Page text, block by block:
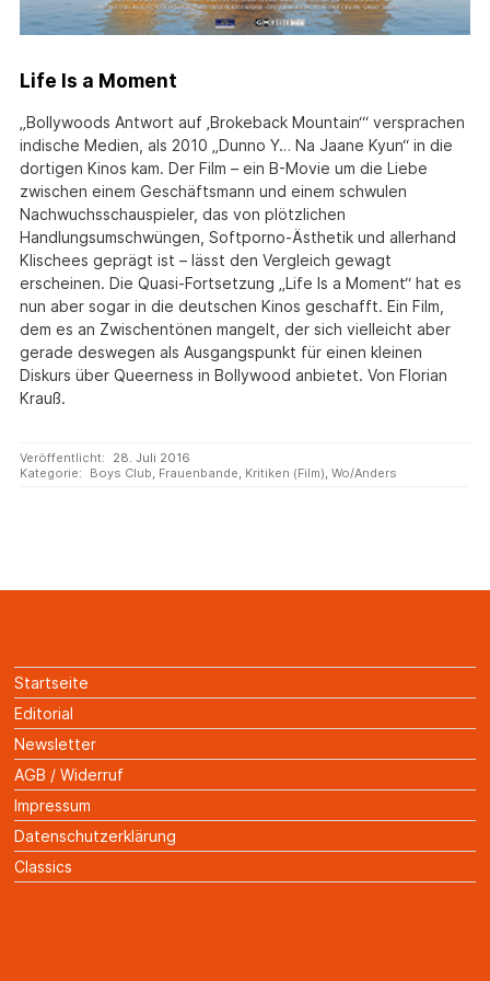
Life Is a Moment
„Bollywoods Antwort auf ‚Brokeback Mountain‘“ versprachen
indische Medien, als 2010 „Dunno Y… Na Jaane Kyun“ in die
dortigen Kinos kam. Der Film – ein B-Movie um die Liebe
zwischen einem Geschäftsmann und einem schwulen
Nachwuchsschauspieler, das von plötzlichen
Handlungsumschwüngen, Softporno-Ästhetik und allerhand
Klischees geprägt ist – lässt den Vergleich gewagt
erscheinen. Die Quasi-Fortsetzung „Life Is a Moment“ hat es
nun aber sogar in die deutschen Kinos geschafft. Ein Film,
dem es an Zwischentönen mangelt, der sich vielleicht aber
gerade deswegen als Ausgangspunkt für einen kleinen
Diskurs über Queerness in Bollywood anbietet. Von Florian
Krauß.
Veröffentlicht:
28. Juli 2016
Kategorie:
Boys Club, Frauenbande, Kritiken (Film), Wo/Anders
Startseite
Editorial
Newsletter
AGB / Widerruf
Impressum
Datenschutzerklärung
Classics